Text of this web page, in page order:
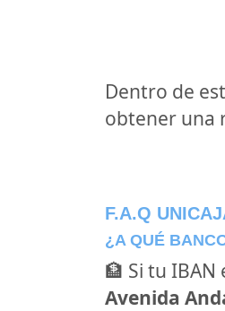
Dentro de
obtener una
F.A.Q
¿A QUÉ
🏦 Si tu IBAN
Avenida